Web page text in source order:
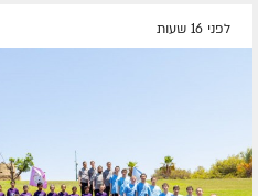
לפני 16 שעות